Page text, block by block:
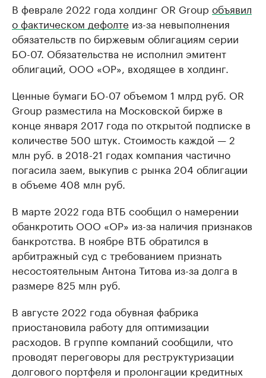
В феврале 2022 года холдинг OR Group объявил
о фактическом дефолте из-за невыполнения
обязательств по биржевым облигациям серии
БО-07. Обязательства не исполнил эмитент
облигаций, ООО «ОР», входящее в холдинг.
Ценные бумаги БО-07 объемом 1 млрд руб. OR
Group разместила на Московской бирже в
конце января 2017 года по открытой подписке в
количестве 500 штук. Стоимость каждой — 2
млн руб. в 2018-21 годах компания частично
погасила заем, выкупив с рынка 204 облигации
в объеме 408 млн руб.
В марте 2022 года ВТБ сообщил о намерении
обанкротить ООО «ОР» из-за наличия признаков
банкротства. В ноябре ВТБ обратился в
арбитражный суд с требованием признать
несостоятельным Антона Титова из-за долга в
размере 825 млн руб.
В августе 2022 года обувная фабрика
приостановила работу для оптимизации
расходов. В группе компаний сообщили, что
проводят переговоры для реструктуризации
долгового портфеля и пролонгации кредитных